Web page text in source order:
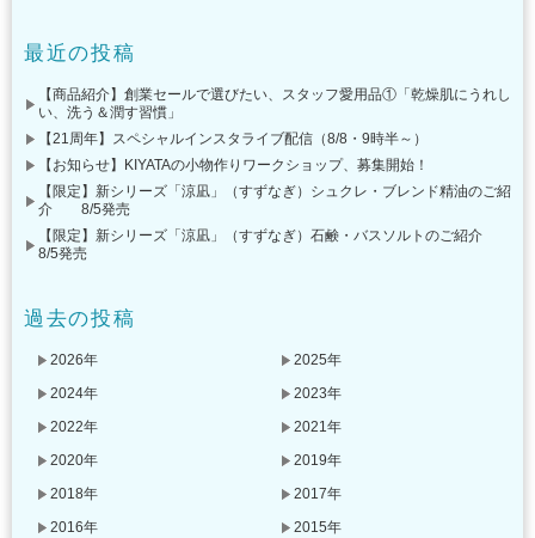
最近の投稿
【商品紹介】創業セールで選びたい、スタッフ愛用品①「乾燥肌にうれし
い、洗う＆潤す習慣」
【21周年】スペシャルインスタライブ配信（8/8・9時半～）
【お知らせ】KIYATAの小物作りワークショップ、募集開始！
【限定】新シリーズ「涼凪」（すずなぎ）シュクレ・ブレンド精油のご紹
介 8/5発売
【限定】新シリーズ「涼凪」（すずなぎ）石鹸・バスソルトのご紹介
8/5発売
過去の投稿
2026年
2025年
2024年
2023年
2022年
2021年
2020年
2019年
2018年
2017年
2016年
2015年